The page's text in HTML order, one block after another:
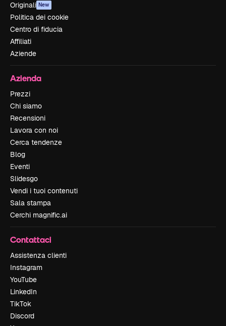
Originali New
Politica dei cookie
Centro di fiducia
Affiliati
Aziende
Azienda
Prezzi
Chi siamo
Recensioni
Lavora con noi
Cerca tendenze
Blog
Eventi
Slidesgo
Vendi i tuoi contenuti
Sala stampa
Cerchi magnific.ai
Contattaci
Assistenza clienti
Instagram
YouTube
LinkedIn
TikTok
Discord